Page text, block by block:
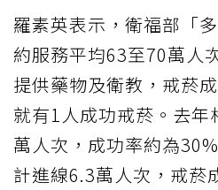
羅素英表示，衛福部「
約服務平均63至70萬人
提供藥物及衛教，戒菸
就有1人成功戒菸。去
萬人次，成功率約為
計進線6.3萬人次，戒菸